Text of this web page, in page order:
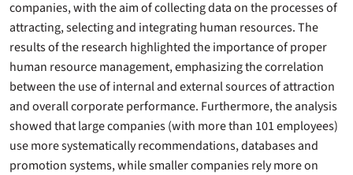
companies, with the aim of collecting data on the processes of
attracting, selecting and integrating human resources. The
results of the research highlighted the importance of proper
human resource management, emphasizing the correlation
between the use of internal and external sources of attraction
and overall corporate performance. Furthermore, the analysis
showed that large companies (with more than 101 employees)
use more systematically recommendations, databases and
promotion systems, while smaller companies rely more on